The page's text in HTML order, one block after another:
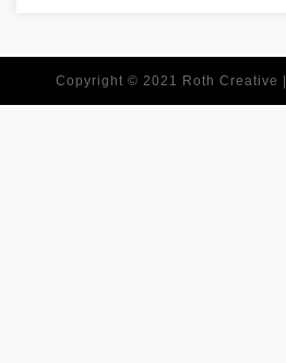
Copyright © 2021 Roth Creative |